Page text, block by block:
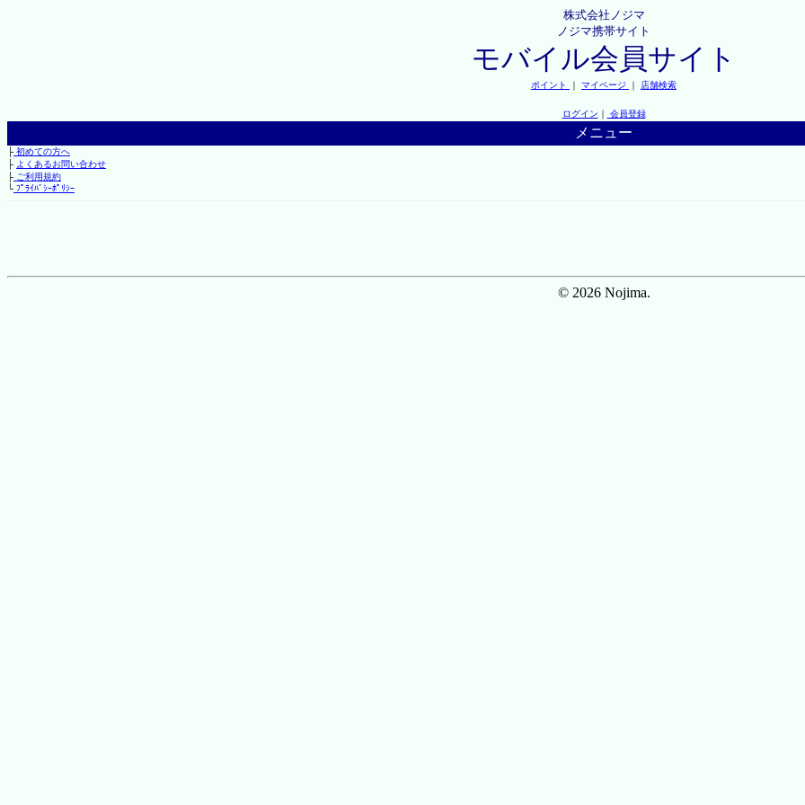
株式会社ノジマ
ノジマ携帯サイト
モバイル会員サイト
ポイント ｜ マイページ ｜ 店舗検索
ログイン ｜ 会員登録
メニュー
├初めての方へ
├ よくあるお問い合わせ
├ご利用規約
└ﾌﾟﾗｲﾊﾞｼｰﾎﾟﾘｼｰ
© 2026 Nojima.